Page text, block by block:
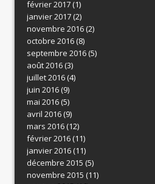
février 2017(1)
janvier 2017(2)
novembre 2016(2)
octobre 2016(8)
septembre 2016(5)
août 2016(3)
juillet 2016(4)
juin 2016(9)
mai 2016(5)
avril 2016(9)
mars 2016(12)
février 2016(11)
janvier 2016(11)
décembre 2015 (5)
novembre 2015 (11)